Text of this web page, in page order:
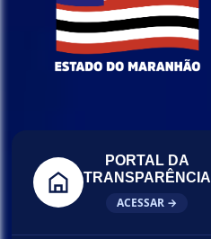
PORTAL DA
TRANSPARÊNCIA
ACESSAR →